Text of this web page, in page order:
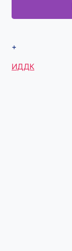
+
Метки
ИДДК